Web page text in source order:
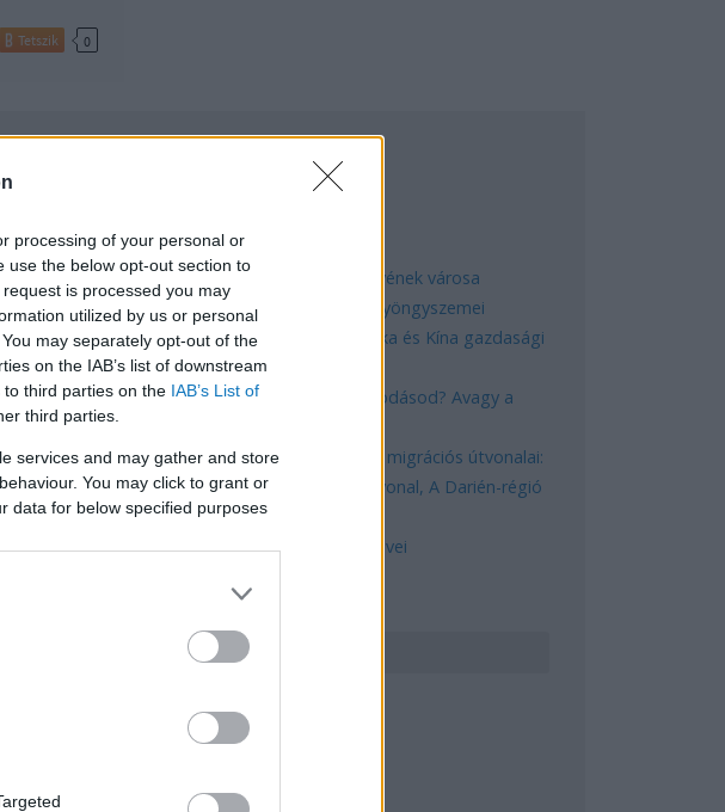
processing of your personal or
use the below opt-out section to
is processed you may
utilized by us or personal
may separately opt-out of the
on the IAB’s list of downstream
third parties on the IAB’s List of
third parties.
services and may gather and store
You may click to grant or
data for below specified purposes
Tetszik 0
A
LEGNÉPSZERŰBB
Manaus: a dzsungel szívének városa
Magyarország rejtett gyöngyszemei
Az egygyermekes politika és Kína gazdasági
kihívásai
Mik alakítják a gondolkodásod? Avagy a
A világ legveszélyesebb migrációs útvonalai:
A Közép-Mediterrán útvonal, A Darién-régió
és az Indiai-óceáni út
A közlekedés mérföldkövei
KERESÉS